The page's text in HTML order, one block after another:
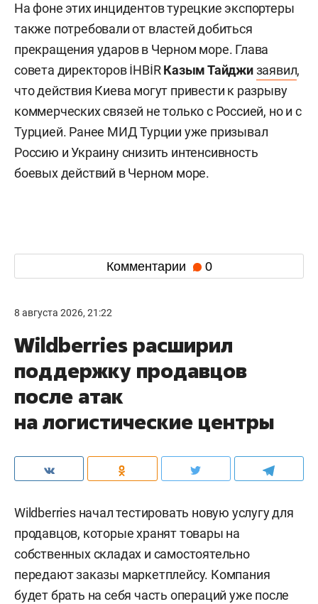
На фоне этих инцидентов турецкие экспортеры
также потребовали от властей добиться
прекращения ударов в Черном море. Глава
совета директоров İHBİRКазым Тайджизаявил,
что действия Киева могут привести к разрыву
коммерческих связей не только с Россией, но и с
Турцией. Ранее МИД Турции уже призывал
Россию и Украину снизить интенсивность
боевых действий в Черном море.
Комментарии 0
8 августа 2026, 21:22
Wildberries расширил
поддержку продавцов
после атак
на логистические центры
Wildberries начал тестировать новую услугу для
продавцов, которые хранят товары на
собственных складах и самостоятельно
передают заказы маркетплейсу. Компания
будет брать на себя часть операций уже после